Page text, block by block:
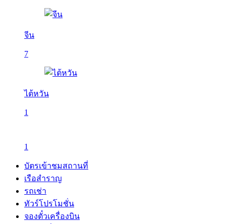
จีน
7
ไต้หวัน
1
1
บัตรเข้าชมสถานที่
เรือสำราญ
รถเช่า
ทัวร์โปรโมชั่น
จองตั๋วเครื่องบิน